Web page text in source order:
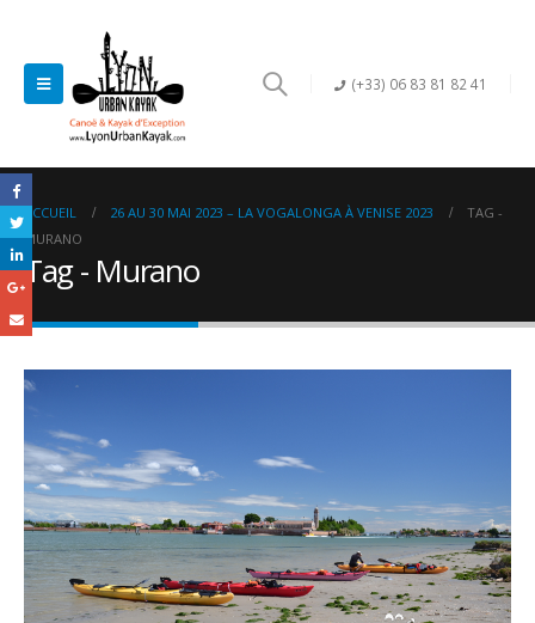
(+33) 06 83 81 82 41
ACCUEIL 26 AU 30 MAI 2023 – LA VOGALONGA À VENISE 2023
TAG -
MURANO
Tag - Murano